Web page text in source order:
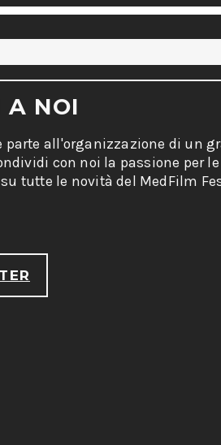
A NOI
parte all'organizzazione di un
con noi la passione per
tutte le novità del MedFilm